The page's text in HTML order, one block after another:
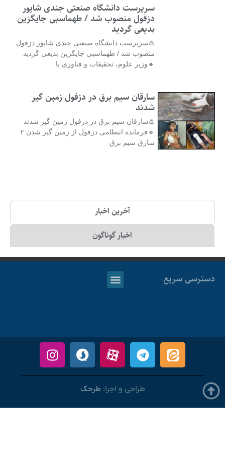
سرپرست دانشگاه صنعتی جندی شاپور
دزفول منصوب شد / طهماسبی جایگزین
بدیعی گردید
♨️سرپرست دانشگاه صنعتی جندی شاپور دزفول
منصوب شد / طهماسبی جایگزین بدیعی گردید
🔸وزیر علوم، تحقیقات و فناوری با
سارقان سیم برق در دزفول زمین گیر
شدند
♨️سارقان سیم برق در دزفول زمین گیر شدند
🔹فرمانده انتظامی دزفول از زمین گیر شدن ۲
سارق سیم برق
آخرین اخبار
اخبار گوناگون
دسترسی سریع
طراحی و اجرا: طرحک